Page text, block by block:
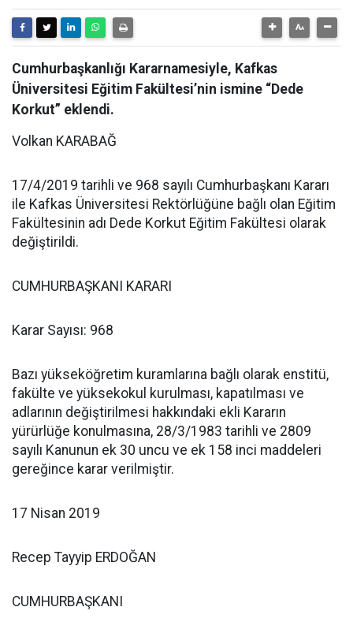
Cumhurbaşkanlığı Kararnamesiyle, Kafkas
Üniversitesi Eğitim Fakültesi’nin ismine “Dede
Korkut” eklendi.
Volkan KARABAĞ
17/4/2019 tarihli ve 968 sayılı Cumhurbaşkanı Kararı
ile Kafkas Üniversitesi Rektörlüğüne bağlı olan Eğitim
Fakültesinin adı Dede Korkut Eğitim Fakültesi olarak
değiştirildi.
CUMHURBAŞKANI KARARI
Karar Sayısı: 968
Bazı yükseköğretim kuramlarına bağlı olarak enstitü,
fakülte ve yüksekokul kurulması, kapatılması ve
adlarının değiştirilmesi hakkındaki ekli Kararın
yürürlüğe konulmasına, 28/3/1983 tarihli ve 2809
sayılı Kanunun ek 30 uncu ve ek 158 inci maddeleri
gereğince karar verilmiştir.
17 Nisan 2019
Recep Tayyip ERDOĞAN
CUMHURBAŞKANI